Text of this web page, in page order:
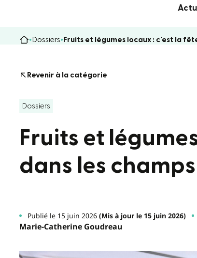
Dossiers Fruits et légumes locaux : c'est la
Revenir à la catégorie
Dossiers
Fruits et
dans les champs
Publié le 15 juin 2026(Mis à jour le 15 juin 2026)
Marie-Catherine Goudreau